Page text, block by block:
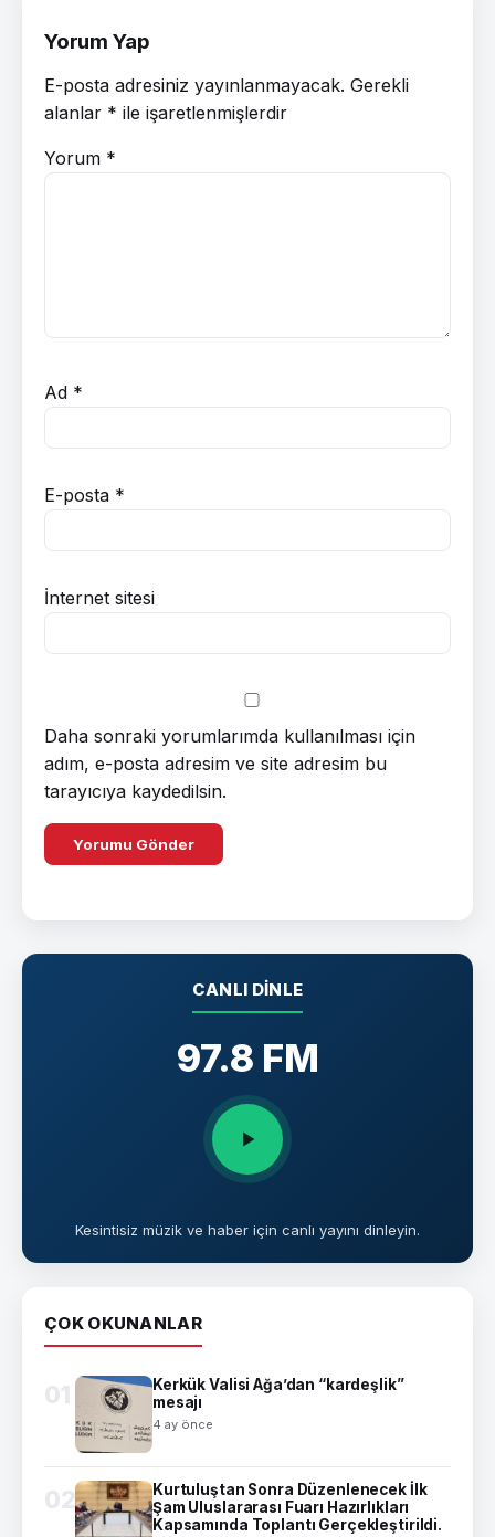
Yorum Yap
E-posta adresiniz yayınlanmayacak. Gerekli
alanlar * ile işaretlenmişlerdir
Yorum *
Ad *
E-posta *
İnternet sitesi
Daha sonraki yorumlarımda kullanılması için
adım, e-posta adresim ve site adresim bu
tarayıcıya kaydedilsin.
CANLI DINLE
97.8 FM
Kesintisiz müzik ve haber için canlı yayını dinleyin.
ÇOK OKUNANLAR
01
Kerkük Valisi Ağa’dan “kardeşlik”
mesajı
4 ay önce
02
Kurtuluştan Sonra Düzenlenecek İlk
Şam Uluslararası Fuarı Hazırlıkları
Kapsamında Toplantı Gerçekleştirildi.